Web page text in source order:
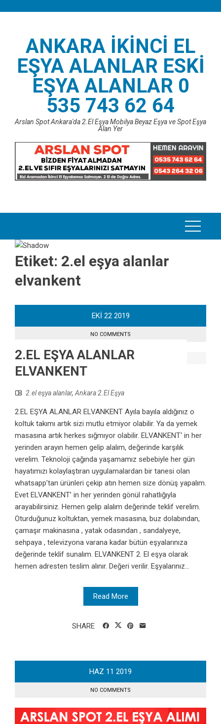
ANKARA İKINCI EL
EŞYA ALANLAR ESKI
EŞYA ALANLAR 0
535 743 62 64
Arslan Spot Ankara'da 2.El Eşya Mobilya Beyaz Eşya ve Spot Eşya
Alan Yer
Etiket: 2.el eşya alanlar
elvankent
EKI 22 2019
NO COMMENTS
2.EL EŞYA ALANLAR
ELVANKENT
2.el eşya alanlar, Ankara 2.El Eşya
2.EL EŞYA ALANLAR ELVANKENT Ayıla bayıla aldığınız o
koltuk takımı artık sizi mutlu etmiyor olabilir. Ya da yemek
masasına artık herkes sığmıyor olabilir. ELVANKENT‘ in her
yerinden arayın hemen gelip alalım, değerinde karşılık
verelim. Teknoloji çağında yaşamamız sebebiyle her gün
hayatımızı kolaylaştıran uygulamalardan bir tanesi olan
whatsapp’tan ürünleri çekip atın hemen size dönüş yapalım.
Evet ELVANKENT’ in her yerinden gönül rahatlığıyla
arayabilirsiniz. Hemen gelip alalım değerinde teklif verelim.
Oturduğunuz koltuktan, yemek masasına, buz dolabından,
çamaşır makinasına , yatak odasından , sandalyeye,
sehpaya , televizyona varana kadar bütün eşyalarınıza
değerinde teklif sunalım. ELVANKENT 2. El eşya olarak
hemen adresten teslim alınır. Değeri verilir. Eşyalarınız...
Read More
SHARE
HAZ 11 2019
NO COMMENTS